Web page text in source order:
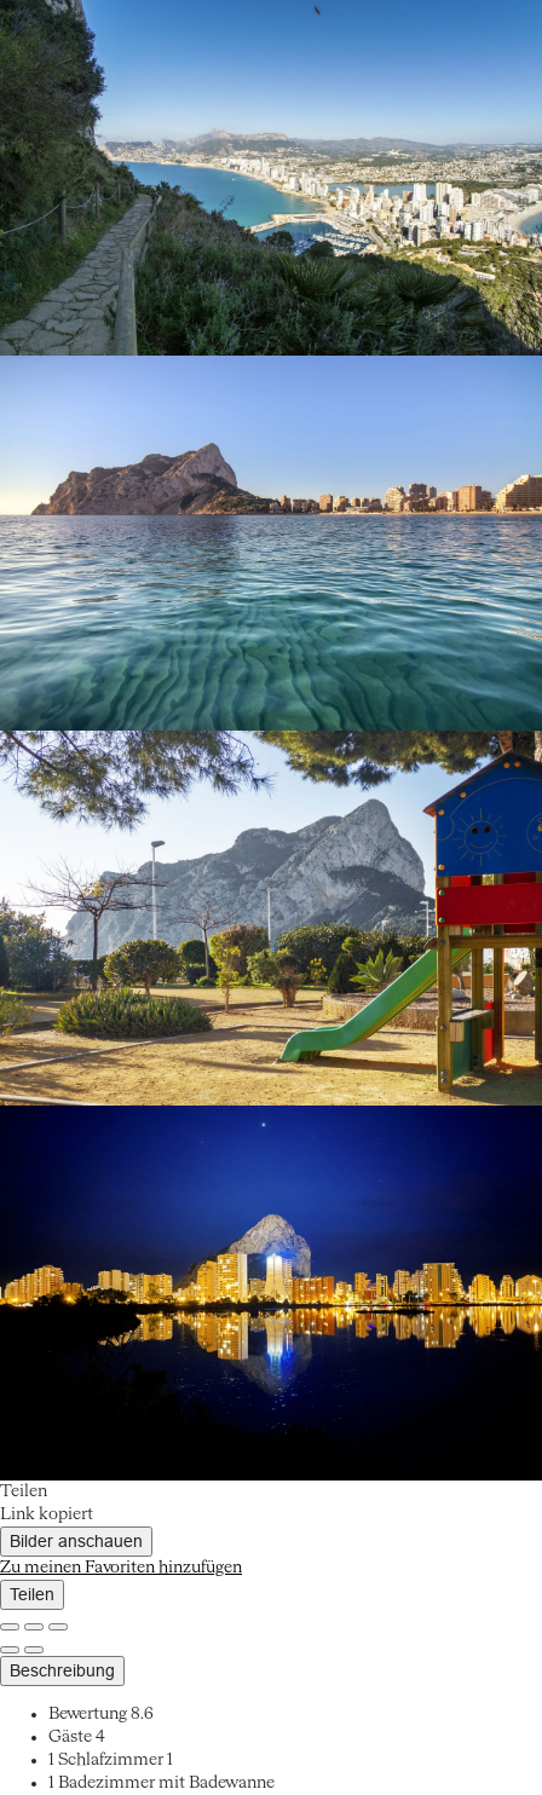
Teilen
Link kopiert
Bilder anschauen
Zu meinen Favoriten hinzufügen
Teilen
Beschreibung
Bewertung 8.6
Gäste 4
1 Schlafzimmer 1
1 Badezimmer mit Badewanne